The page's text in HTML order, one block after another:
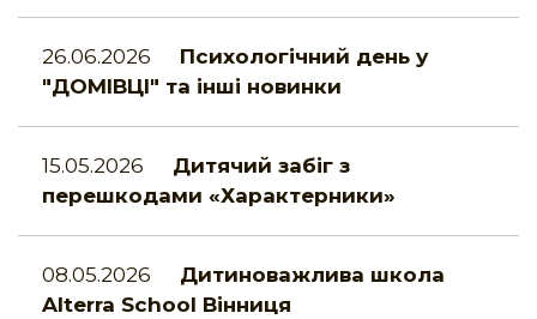
26.06.2026
Психологічний день у
"ДОМІВЦІ" та інші новинки
15.05.2026
Дитячий забіг з
перешкодами «Характерники»
08.05.2026
Дитиноважлива школа
Alterra School Вінниця